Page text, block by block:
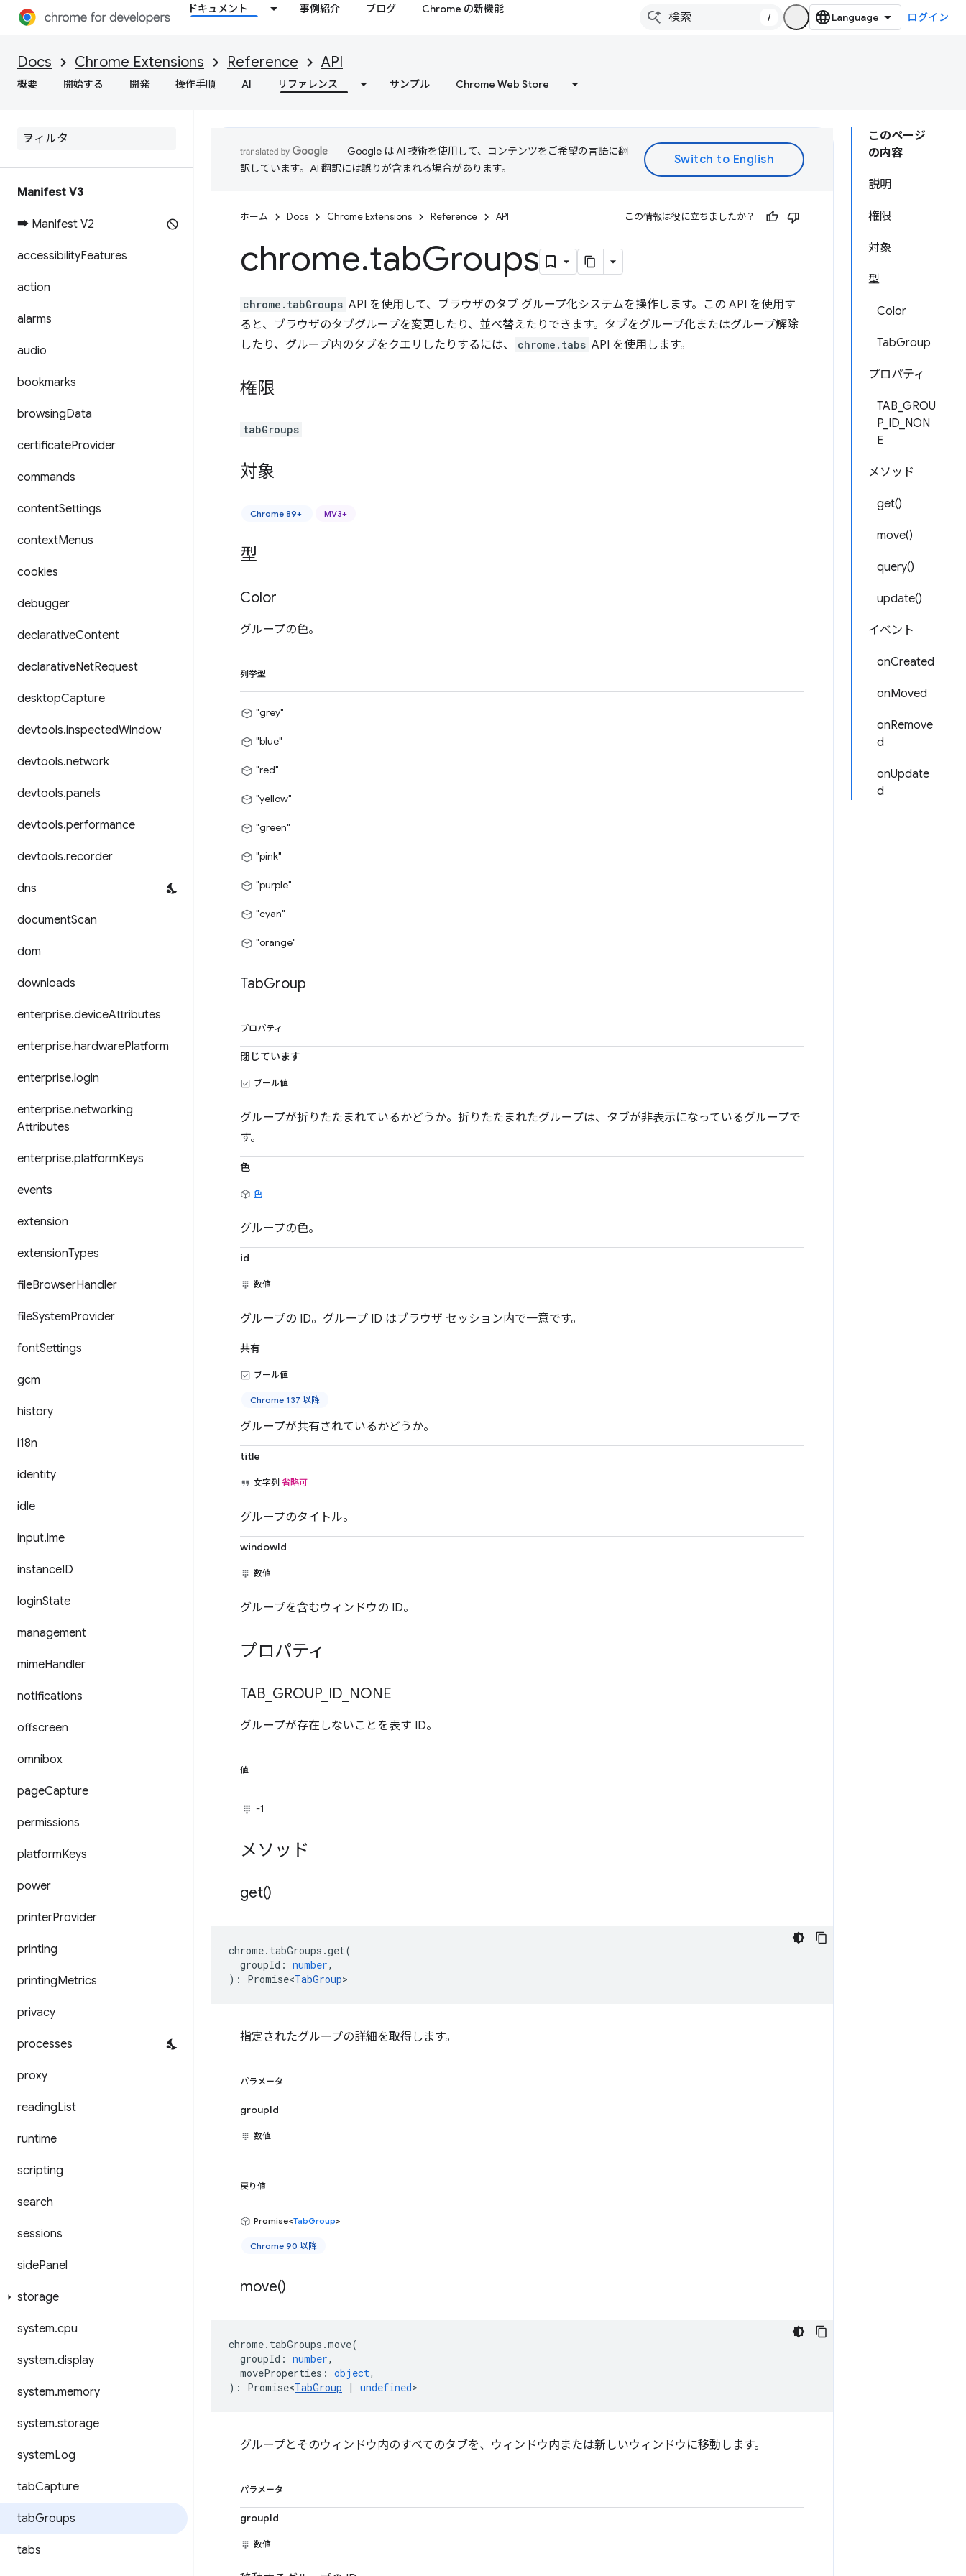
ドキュメント 事例紹介 ブログ Chrome の新機能
/ ログイン
Docs Chrome Extensions Reference API
概要 開始する 開発 操作手順 AI リファレンス サンプル Chrome Web Store
Manifest V3
➡ Manifest V2
accessibilityFeatures
action
alarms
audio
bookmarks
browsingData
certificateProvider
commands
contentSettings
contextMenus
cookies
debugger
declarativeContent
declarativeNetRequest
desktopCapture
devtools.inspectedWindow
devtools.network
devtools.panels
devtools.performance
devtools.recorder
dns
documentScan
dom
downloads
enterprise.deviceAttributes
enterprise.hardwarePlatform
enterprise.login
enterprise.networking
Attributes
enterprise.platformKeys
events
extension
extensionTypes
fileBrowserHandler
fileSystemProvider
fontSettings
gcm
history
i18n
identity
idle
input.ime
instanceID
loginState
management
mimeHandler
notifications
offscreen
omnibox
pageCapture
permissions
platformKeys
power
printerProvider
printing
printingMetrics
privacy
processes
proxy
readingList
runtime
scripting
search
sessions
sidePanel
storage
system.cpu
system.display
system.memory
system.storage
systemLog
tabCapture
tabGroups
tabs
このページ
の内容
説明
権限
対象
型
Color
TabGroup
プロパティ
TAB_GROU
P_ID_NON
E
メソッド
get()
move()
query()
update()
イベント
onCreated
onMoved
onRemove
d
onUpdate
d
Google は AI 技術を使用して、コンテンツをご希望の言語に翻
訳しています。AI 翻訳には誤りが含まれる場合があります。
ホーム Docs Chrome Extensions Reference API この情報は役に立ちましたか？
chrome.tabGroups
chrome.tabGroups API を使用して、ブラウザのタブ グループ化システムを操作します。この API を使用す
ると、ブラウザのタブグループを変更したり、並べ替えたりできます。タブをグループ化またはグループ解除
したり、グループ内のタブをクエリしたりするには、
chrome.tabs API を使用します。
権限
tabGroups
対象
Chrome 89+ MV3+
型
Color
グループの色。
列挙型
"grey"
"blue"
"red"
"yellow"
"green"
"pink"
"purple"
"cyan"
"orange"
TabGroup
プロパティ
閉じています
ブール値
グループが折りたたまれているかどうか。折りたたまれたグループは、タブが非表示になっているグループで
す。
色
色
グループの色。
id
数値
グループの ID。グループ ID はブラウザ セッション内で一意です。
共有
ブール値
Chrome 137 以降
グループが共有されているかどうか。
title
文字列 省略可
グループのタイトル。
windowId
数値
グループを含むウィンドウの ID。
プロパティ
TAB GROUP_ ID NONE
グループが存在しないことを表す ID。
値
-1
メソッド
get()
chrome. tabGroups .get(
groupId : number,
) : Promise<TabGroup>
指定されたグループの詳細を取得します。
パラメータ
groupId
数値
戻り値
Promise<TabGroup>
Chrome 90 以降
move()
chrome. tabGroups .move(
groupId : number,
moveProperties : object,
) : Promise<TabGroup | undefined>
グループとそのウィンドウ内のすべてのタブを、ウィンドウ内または新しいウィンドウに移動します。
パラメータ
groupId
数値